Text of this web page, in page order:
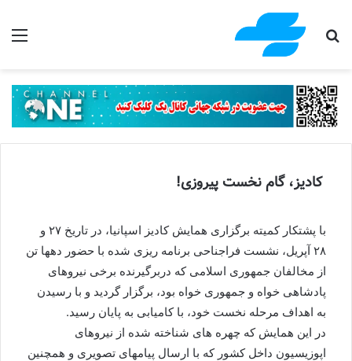
جستجو برای
کادیز، گام نخست پیروزی!
با پشتكار كميته برگزارى همايش كاديز اسپانيا، در تاريخ ٢٧ و
٢٨ آپريل، نشست فراجناحى برنامه ريزى شده با حضور دهها تن
از مخالفان جمهورى اسلامى كه دربرگيرنده برخى نيروهاى
پادشاهى خواه و جمهورى خواه بود، برگزار گرديد و با رسيدن
به اهداف مرحله نخست خود، با كاميابى به پايان رسيد.
در اين همايش كه چهره های شناخته شده از نیروهای
اپوزیسیون داخل کشور که با ارسال پیامهای تصویری و همچنین